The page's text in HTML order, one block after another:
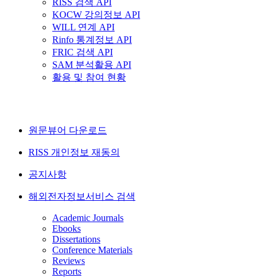
RISS 검색 API
KOCW 강의정보 API
WILL 연계 API
Rinfo 통계정보 API
FRIC 검색 API
SAM 분석활용 API
활용 및 참여 현황
원문뷰어 다운로드
RISS 개인정보 재동의
공지사항
해외전자정보서비스 검색
Academic Journals
Ebooks
Dissertations
Conference Materials
Reviews
Reports